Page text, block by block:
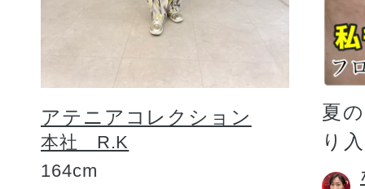
アテニアコレクション
本社 R.K
164cm
夏
り